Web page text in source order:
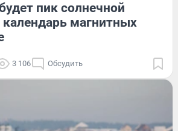
пик солнечной
календарь магнитных
3 106 Обсудить